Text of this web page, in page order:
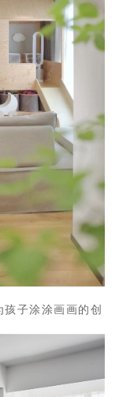
子涂涂画画的创